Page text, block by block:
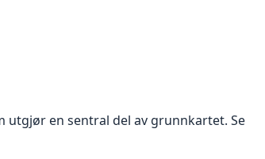
utgjør en sentral del av grunnkartet. Se